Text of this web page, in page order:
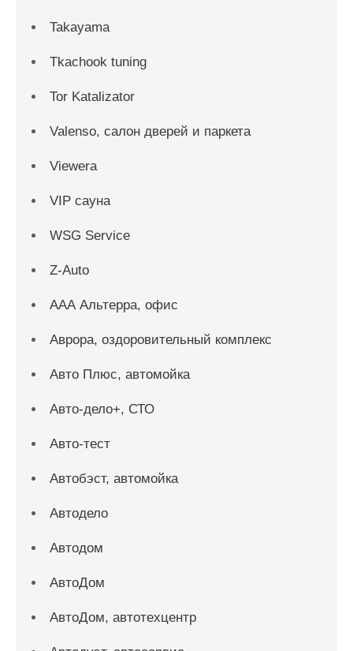
Takayama
Tkachook tuning
Tor Katalizator
Valenso, салон дверей и паркета
Viewera
VIP сауна
WSG Service
Z-Auto
ААА Альтерра, офис
Аврора, оздоровительный комплекс
Авто Плюс, автомойка
Авто-дело+, СТО
Авто-тест
Автобэст, автомойка
Автодело
Автодом
АвтоДом
АвтоДом, автотехцентр